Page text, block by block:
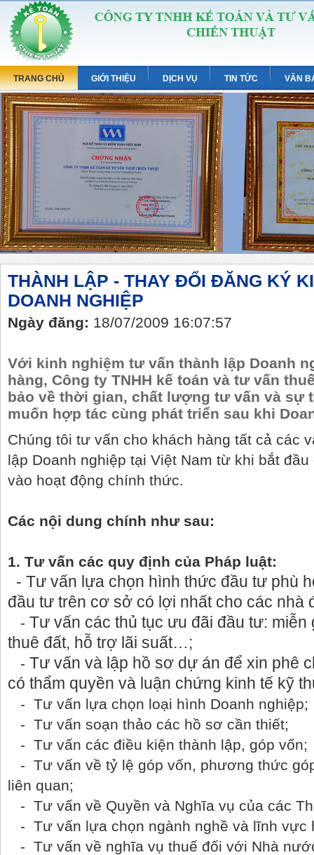
TRANG CHỦ GIỚI THIỆU DỊCH VỤ TIN TỨC VĂN
THÀNH LẬP - THAY ĐỔI ĐĂNG KÝ
DOANH NGHIỆP
Ngày đăng: 18/07/2009 16:07:57
Với kinh nghiệm tư vấn thành lập Doanh
hàng, Công ty TNHH kế toán và tư vấn
bảo về thời gian, chất lượng tư vấn và sự
muốn hợp tác cùng phát triển sau khi
Chúng tôi tư vấn cho khách hàng tất cả các
lập Doanh nghiệp tại Việt Nam từ khi bắt
vào hoạt động chính thức.
Các nội dung chính như sau:
1. Tư vấn các quy định của Pháp luật:
- Tư vấn lựa chọn hình thức đầu tư phù
đầu tư trên cơ sở có lợi nhất cho các nhà
- Tư vấn các thủ tục ưu đãi đầu tư: miễn
thuê đất, hỗ trợ lãi suất…;
- Tư vấn và lập hồ sơ dự án để xin phê
có thẩm quyền và luận chứng kinh tế kỹ
- Tư vấn lựa chọn loại hình Doanh nghiệp;
- Tư vấn soạn thảo các hồ sơ cần thiết;
- Tư vấn các điều kiện thành lập, góp vốn;
- Tư vấn về tỷ lệ góp vốn, phương thức
liên quan;
- Tư vấn về Quyền và Nghĩa vụ của các
- Tư vấn lựa chọn ngành nghề và lĩnh vực
- Tư vấn về nghĩa vụ thuế đối với Nhà